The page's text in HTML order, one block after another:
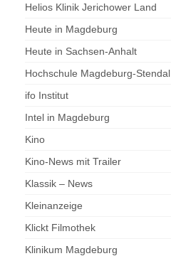
Helios Klinik Jerichower Land
Heute in Magdeburg
Heute in Sachsen-Anhalt
Hochschule Magdeburg-Stendal
ifo Institut
Intel in Magdeburg
Kino
Kino-News mit Trailer
Klassik – News
Kleinanzeige
Klickt Filmothek
Klinikum Magdeburg